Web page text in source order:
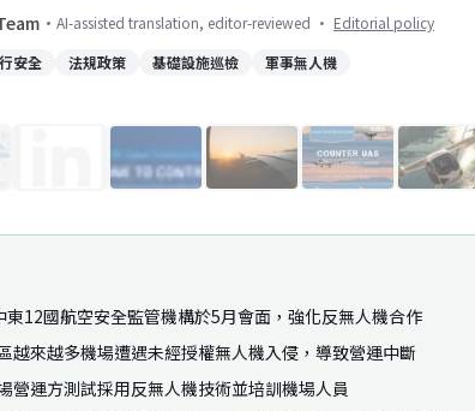
· AI-assisted translation, editor-reviewed · Editorial policy
安全 法規政策 基礎設施巡檢 軍事無人機
東12國航空安全監管機構於5月會面，強化反無人機合作
越來越多機場遭遇未經授權無人機入侵，導致營運中斷
營運方測試採用反無人機技術並培訓機場人員